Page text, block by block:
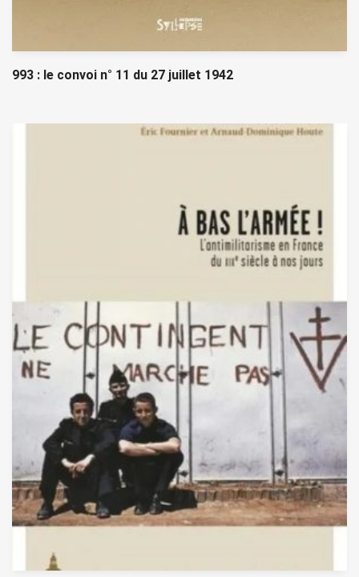
993 : le convoi n° 11 du 27 juillet 1942